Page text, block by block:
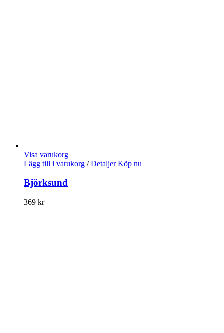
Visa varukorg
Lägg till i varukorg / Detaljer Köp nu
Björksund
369 kr